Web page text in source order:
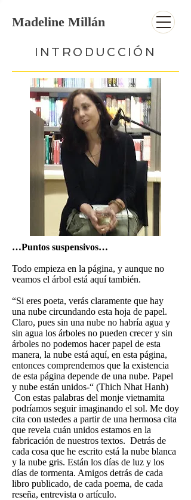
Madeline Millán
INTRODUCCIÓN
…Puntos suspensivos…
Todo empieza en la página, y aunque no
veamos el árbol está aquí también.
“Si eres poeta, verás claramente que hay
una nube circundando esta hoja de papel.
Claro, pues sin una nube no habría agua y
sin agua los árboles no pueden crecer y sin
árboles no podemos hacer papel de esta
manera, la nube está aquí, en esta página,
entonces comprendemos que la existencia
de esta página depende de una nube. Papel
y nube están unidos-“ (Thich Nhat Hanh)
Con estas palabras del monje vietnamita
podríamos seguir imaginando el sol. Me doy
cita con ustedes a partir de una hermosa cita
que revela cuán unidos estamos en la
fabricación de nuestros textos. Detrás de
cada cosa que he escrito está la nube blanca
y la nube gris. Están los días de luz y los
días de tormenta. Amigos detrás de cada
libro publicado, de cada poema, de cada
reseña, entrevista o artículo.